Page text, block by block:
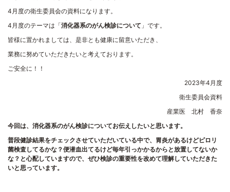
4月度の衛生委員会の資料になります。
4月度のテーマは「消化器系のがん検診について 」です。
皆様に置かれましては、是非とも健康に留意いただき、
業務に努めていただきたいと考えております。
ご安全に！！
2023年4月度
衛生委員会資料
産業医 北村 香奈
今回は、消化器系のがん検診についてお伝えしたいと思います。
普段健診結果をチェックさせていただいている中で、胃炎があるけどピロリ
菌検査してるかな？便潜血出てるけど毎年引っかかるからと放置してないか
な？と心配していますので、ぜひ検診の重要性を改めて理解していただきた
いと思っています。